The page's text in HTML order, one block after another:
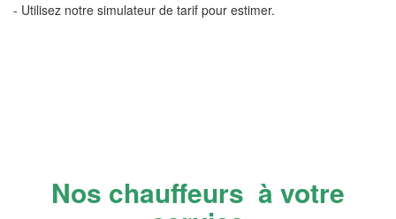
- Utilisez notre simulateur de tarif pour estimer.
Nos chauffeurs à votre